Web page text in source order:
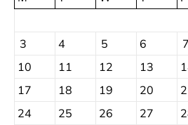
3
4 5 6 7
10
11 12 13
17
18 19 20
24
25 26 27